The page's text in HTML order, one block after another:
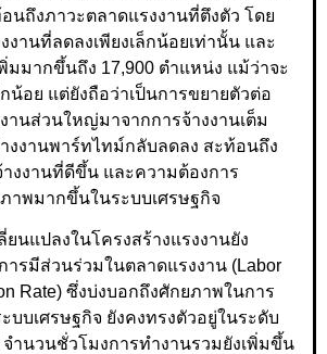
นถึงภาวะตลาดแรงงานที่ตึงตัว โดย
งานที่ลดลงเพียงเล็กน้อยเท่านั้น และ
มมากขึ้นถึง 17,900 ตำแหน่ง แม้ว่าจะ
น้อย แต่ยังถือว่าเป็นการขยายตัวต่อ
านส่วนใหญ่มาจากการจ้างงานเต็ม
งงานพาร์ทไทม์กลับลดลง สะท้อนถึง
งงานที่ดีขึ้น และความต้องการ
าพมากขึ้นในระบบเศรษฐกิจ
ยนแปลงในโครงสร้างแรงงานยัง
รมีส่วนร่วมในตลาดแรงงาน (Labor
Rate) ซึ่งบ่งบอกถึงศักยภาพในการ
บบเศรษฐกิจ ยังคงทรงตัวอยู่ในระดับ
ำนวนชั่วโมงการทำงานรวมยังเพิ่มขึ้น